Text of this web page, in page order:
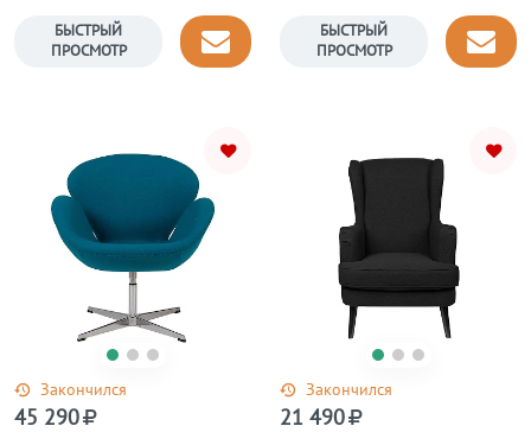
БЫСТРЫЙ
ПРОСМОТР
БЫСТРЫЙ
ПРОСМОТР
Закончился
45 290
Закончился
21 490